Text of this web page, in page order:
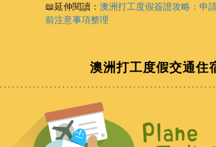
📖延伸閱讀： 澳洲打工度假簽證攻略：申
前注意事項整理
澳洲打工度假交通住